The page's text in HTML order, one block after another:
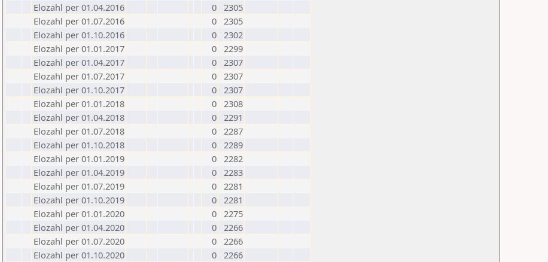
Elozahl per 01.04.2016
0 2305
Elozahl per 01.07.2016
0 2305
Elozahl per 01.10.2016
0 2302
Elozahl per 01.01.2017
0 2299
Elozahl per 01.04.2017
0 2307
Elozahl per 01.07.2017
0 2307
Elozahl per 01.10.2017
0 2307
Elozahl per 01.01.2018
0 2308
Elozahl per 01.04.2018
0 2291
Elozahl per 01.07.2018
0 2287
Elozahl per 01.10.2018
0 2289
Elozahl per 01.01.2019
0 2282
Elozahl per 01.04.2019
0 2283
Elozahl per 01.07.2019
0 2281
Elozahl per 01.10.2019
0 2281
Elozahl per 01.01.2020
0 2275
Elozahl per 01.04.2020
0 2266
Elozahl per 01.07.2020
0 2266
Elozahl per 01.10.2020
0 2266